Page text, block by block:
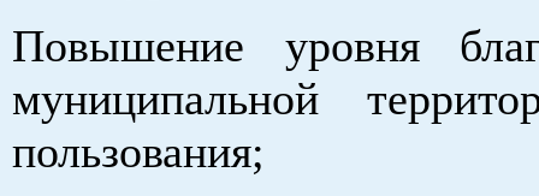
Повышение уровня
муниципальной
пользования;